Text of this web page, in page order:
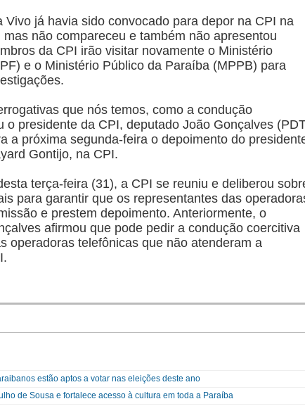
Vivo já havia sido convocado para depor na CPI na
não compareceu e também não apresentou
da CPI irão visitar novamente o Ministério
e o Ministério Público da Paraíba (MPPB) para
que nós temos, como a condução
o presidente da CPI, deputado João Gonçalves
a próxima segunda-feira o depoimento do
Gontijo, na CPI.
terça-feira (31), a CPI se reuniu e deliberou
para garantir que os representantes das
e prestem depoimento. Anteriormente, o
afirmou que pode pedir a condução coercitiva
operadoras telefônicas que não atenderam a
estão aptos a votar nas eleições deste ano
de Sousa e fortalece acesso à cultura em toda a Paraíba